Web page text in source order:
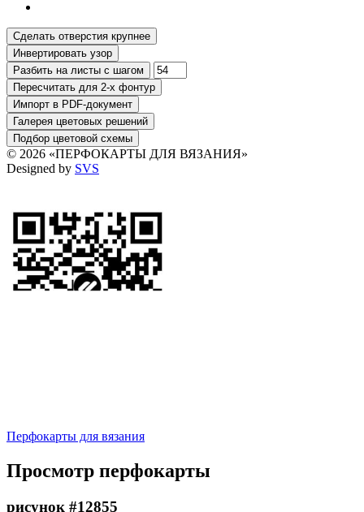
© 2026 «ПЕРФОКАРТЫ ДЛЯ ВЯЗАНИЯ»
Designed by SVS
Перфокарты для вязания
Просмотр перфокарты
рисунок #12855